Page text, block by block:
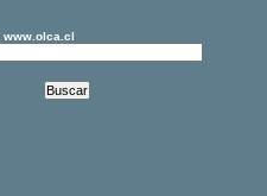
www.olca.cl